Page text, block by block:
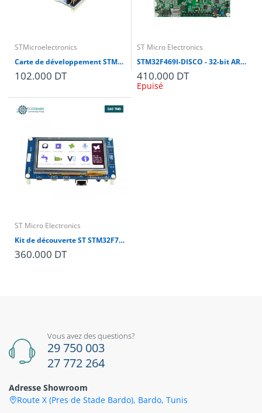
STMicroelectronics
Carte de développement STM32 NUCLEO-F411RE (Cortex-M4) avec câble USB
102.000 DT
ST Micro Electronics
STM32F469I-DISCO - 32-bit ARM Cortex-M4 2Mb Flash STM32F469NI Discovery Kit
410.000 DT
Epuisé
ST Micro Electronics
Kit de découverte ST STM32F746G-DISCO pour microcontrôleur STM32F746
360.000 DT
Vous avez des questions?
29 750 003
27 772 264
Adresse Showroom
Route X (Pres de Stade Bardo), Bardo, Tunis